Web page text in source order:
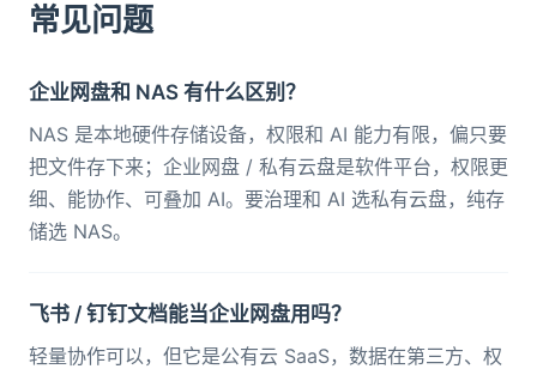
常见问题
企业网盘和 NAS 有什么区别？
NAS 是本地硬件存储设备，权限和 AI 能力有限，偏只要
把文件存下来；企业网盘 / 私有云盘是软件平台，权限更
细、能协作、可叠加 AI。要治理和 AI 选私有云盘，纯存
储选 NAS。
飞书 / 钉钉文档能当企业网盘用吗？
轻量协作可以，但它是公有云 SaaS，数据在第三方、权